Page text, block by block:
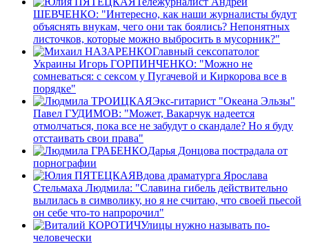
ШЕВЧЕНКО: "Интересно, как наши журналисты будут
объяснять внукам, чего они так боялись? Непонятных
листочков, которые можно выбросить в мусорник?"
Главный сексопатолог
Украины Игорь ГОРПИНЧЕНКО: "Можно не
сомневаться: с сексом у Пугачевой и Киркорова все в
порядке"
Экс-гитарист "Океана Эльзы"
Павел ГУДИМОВ: "Может, Вакарчук надеется
отмолчаться, пока все не забудут о скандале? Но я буду
отстаивать свои права"
Дарья Донцова пострадала от
порнографии
Вдова драматурга Ярослава
Стельмаха Людмила: "Славина гибель действительно
вылилась в символику, но я не считаю, что своей пьесой
он себе что-то напророчил"
Улицы нужно называть по-
человечески